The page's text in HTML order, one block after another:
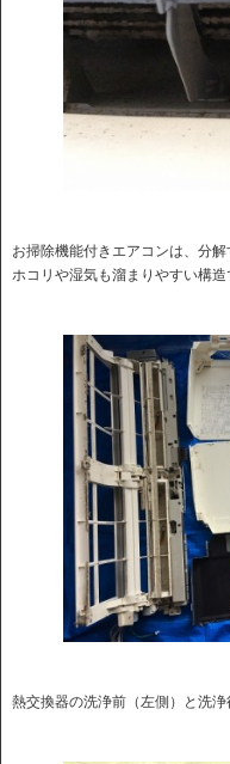
お掃除機能付きエアコンは、分
ホコリや湿気も溜まりやすい構造
熱交換器の洗浄前（左側）と洗浄